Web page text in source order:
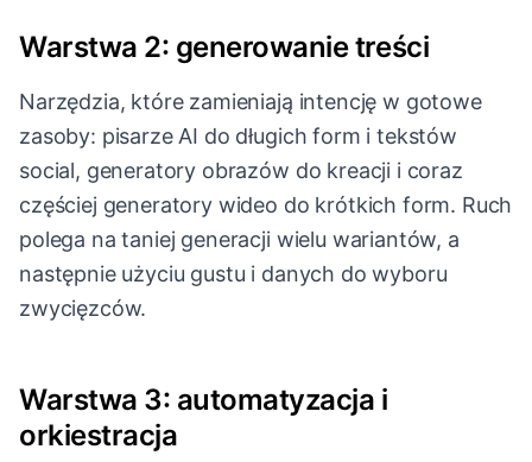
Warstwa 2: generowanie treści
Narzędzia, które zamieniają intencję w gotowe
zasoby: pisarze AI do długich form i tekstów
social, generatory obrazów do kreacji i coraz
częściej generatory wideo do krótkich form. Ruch
polega na taniej generacji wielu wariantów, a
następnie użyciu gustu i danych do wyboru
zwycięzców.
Warstwa 3: automatyzacja i
orkiestracja